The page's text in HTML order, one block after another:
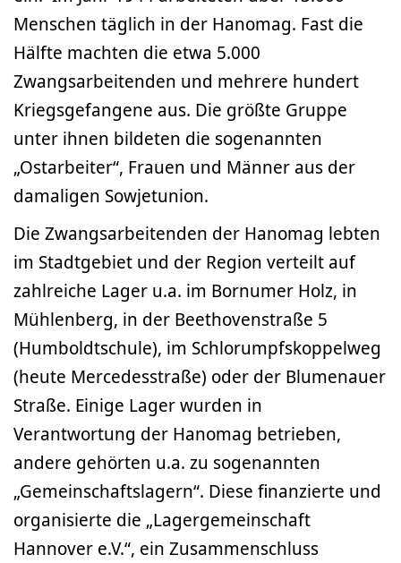
Menschen täglich in der Hanomag. Fast die
Hälfte machten die etwa 5.000
Zwangsarbeitenden und mehrere hundert
Kriegsgefangene aus. Die größte Gruppe
unter ihnen bildeten die sogenannten
„Ostarbeiter“, Frauen und Männer aus der
damaligen Sowjetunion.
Die Zwangsarbeitenden der Hanomag lebten
im Stadtgebiet und der Region verteilt auf
zahlreiche Lager u.a. im Bornumer Holz, in
Mühlenberg, in der Beethovenstraße 5
(Humboldtschule), im Schlorumpfskoppelweg
(heute Mercedesstraße) oder der Blumenauer
Straße. Einige Lager wurden in
Verantwortung der Hanomag betrieben,
andere gehörten u.a. zu sogenannten
„Gemeinschaftslagern“. Diese finanzierte und
organisierte die „Lagergemeinschaft
Hannover e.V.“, ein Zusammenschluss